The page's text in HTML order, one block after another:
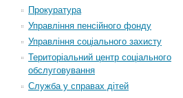
Прокуратура
Управління пенсійного фонду
Управління соціального захисту
Територіальний центр соціального
обслуговування
Служба у справах дітей